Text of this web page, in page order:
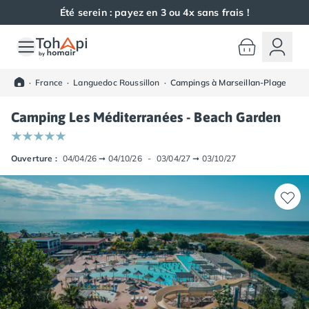
Été serein : payez en 3 ou 4x sans frais !
Toutes nos destinations
Camping Alsace
Camping Haut-Rhin
Camping Colmar
Camping Mulhouse
Camping Aquitaine
Camping Dordogne
Camping Carsac-Aillac
Camping Les Eyzies-de-Tayac-Sireuil
Camping Sarlat
Camping Gironde
Camping Bordeaux
Camping Carcans
· France · Languedoc Roussillon · Campings à Marseillan-Plage
Camping Les Méditerranées - Beach Garden
Ouverture : 04/04/26 ➞ 04/10/26 - 03/04/27 ➞ 03/10/27